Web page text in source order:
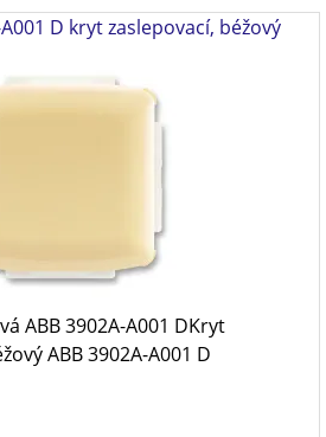
D kryt zaslepovací, béžový
ABB 3902A-A001 DKryt
ABB 3902A-A001 D